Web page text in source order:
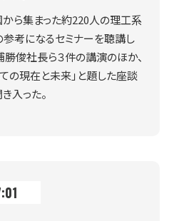
から集まった約220人の理工系
考になるセミナーを聴講し
俊社長ら３件の講演のほか、
の現在と未来」と題した座談
入った。